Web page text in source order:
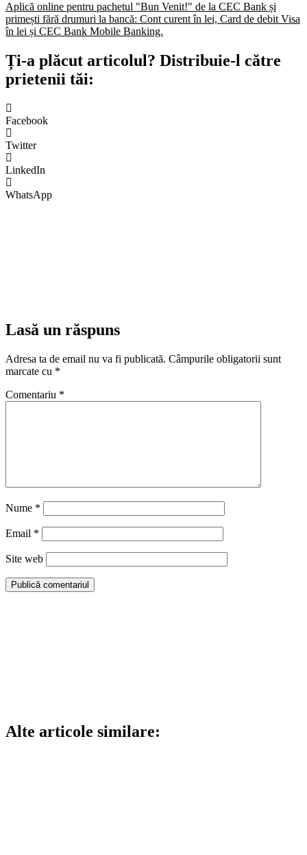
Aplică online pentru pachetul "Bun Venit!" de la CEC Bank și
primești fără drumuri la bancă: Cont curent în lei, Card de debit Visa
în lei și CEC Bank Mobile Banking.​
Ți-a plăcut articolul? Distribuie-l către
prietenii tăi:
Facebook
Twitter
LinkedIn
WhatsApp
Lasă un răspuns
Adresa ta de email nu va fi publicată. Câmpurile obligatorii sunt
marcate cu *
Comentariu *
Nume *
Email *
Site web
Alte articole similare: